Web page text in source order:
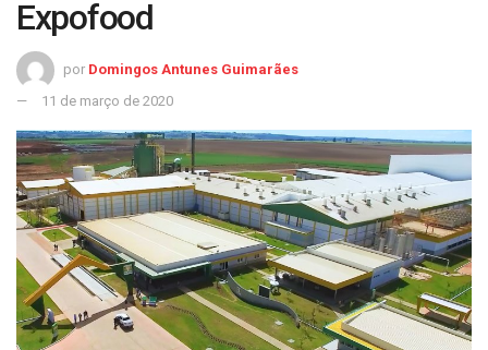
Expofood
por Domingos Antunes Guimarães
11 de março de 2020